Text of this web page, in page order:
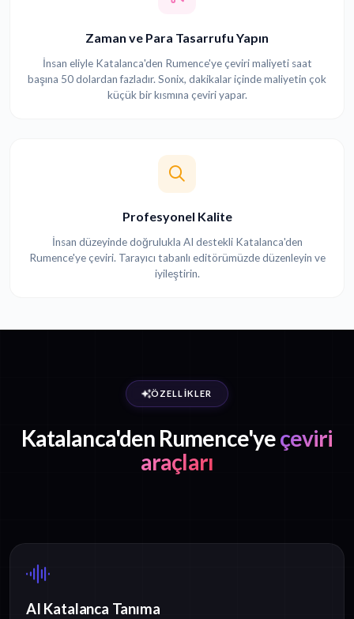
Zaman ve Para Tasarrufu Yapın
İnsan eliyle Katalanca'den Rumence'ye çeviri maliyeti saat
başına 50 dolardan fazladır. Sonix, dakikalar içinde maliyetin çok
küçük bir kısmına çeviri yapar.
Profesyonel Kalite
İnsan düzeyinde doğrulukla AI destekli Katalanca'den
Rumence'ye çeviri. Tarayıcı tabanlı editörümüzde düzenleyin ve
iyileştirin.
ÖZELLIKLER
Katalanca'den Rumence'yeçeviri
araçları
AI Katalanca Tanıma